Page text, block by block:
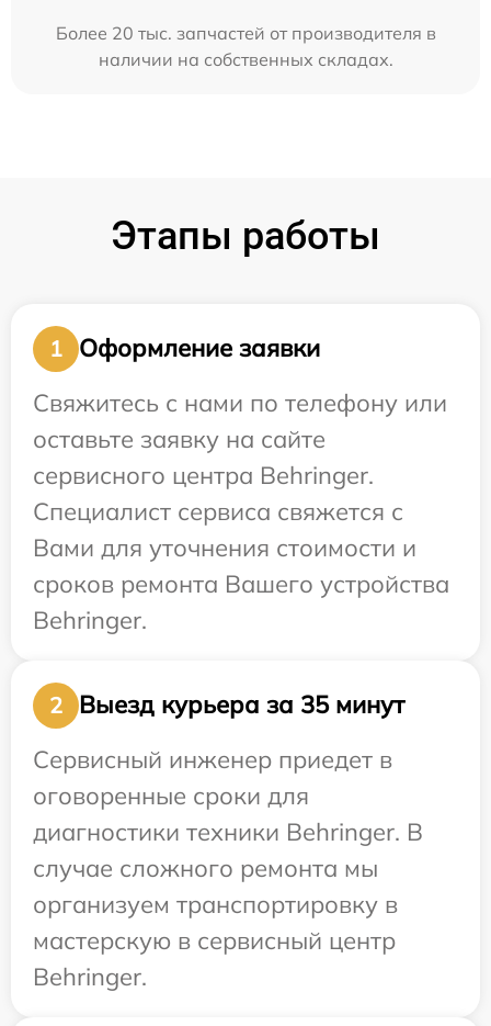
Более 20 тыс. запчастей от производителя в
наличии на собственных складах.
Этапы работы
1
Оформление заявки
Свяжитесь с нами по телефону или
оставьте заявку на сайте
сервисного центра Behringer.
Специалист сервиса свяжется с
Вами для уточнения стоимости и
сроков ремонта Вашего устройства
Behringer.
2
Выезд курьера за 35 минут
Сервисный инженер приедет в
оговоренные сроки для
диагностики техники Behringer. В
случае сложного ремонта мы
организуем транспортировку в
мастерскую в сервисный центр
Behringer.